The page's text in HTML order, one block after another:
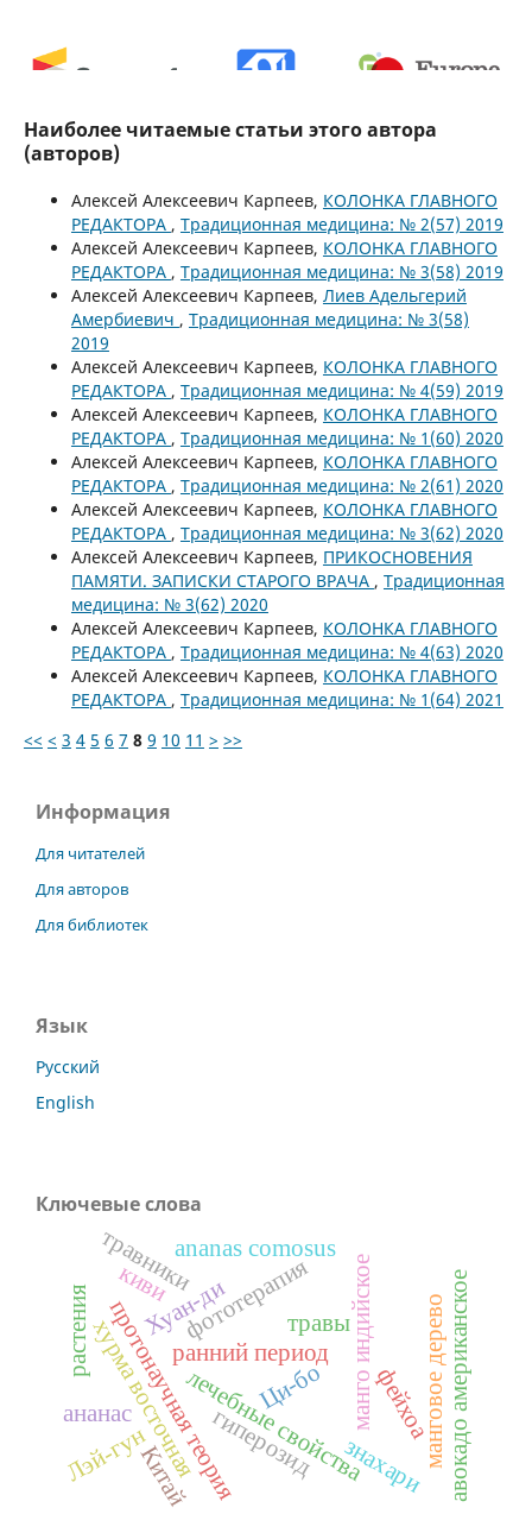
0 0
Наиболее читаемые статьи этого автора
(авторов)
Алексей Алексеевич Карпеев, КОЛОНКА ГЛАВНОГО
РЕДАКТОРА , Традиционная медицина: № 2(57) 2019
Алексей Алексеевич Карпеев, КОЛОНКА ГЛАВНОГО
РЕДАКТОРА , Традиционная медицина: № 3(58) 2019
Алексей Алексеевич Карпеев, Лиев Адельгерий
Амербиевич , Традиционная медицина: № 3(58)
2019
Алексей Алексеевич Карпеев, КОЛОНКА ГЛАВНОГО
РЕДАКТОРА , Традиционная медицина: № 4(59) 2019
Алексей Алексеевич Карпеев, КОЛОНКА ГЛАВНОГО
РЕДАКТОРА , Традиционная медицина: № 1(60) 2020
Алексей Алексеевич Карпеев, КОЛОНКА ГЛАВНОГО
РЕДАКТОРА , Традиционная медицина: № 2(61) 2020
Алексей Алексеевич Карпеев, КОЛОНКА ГЛАВНОГО
РЕДАКТОРА , Традиционная медицина: № 3(62) 2020
Алексей Алексеевич Карпеев, ПРИКОСНОВЕНИЯ
ПАМЯТИ. ЗАПИСКИ СТАРОГО ВРАЧА , Традиционная
медицина: № 3(62) 2020
Алексей Алексеевич Карпеев, КОЛОНКА ГЛАВНОГО
РЕДАКТОРА , Традиционная медицина: № 4(63) 2020
Алексей Алексеевич Карпеев, КОЛОНКА ГЛАВНОГО
РЕДАКТОРА , Традиционная медицина: № 1(64) 2021
<< < 3 4 5 6 7 8 9 10 11 > >>
Информация
Для читателей
Для авторов
Для библиотек
Язык
Русский
English
Ключевые слова
фототерапия манго индийское
Хуан-ди
протонаучная теорияранний период
лечебные свойства
хурма восточная фейхоаманговое дерево
Лэй-гун
киви
ananas comosus
ананас авокадо американское
гиперозид
Ци-бо
Китай
травники
знахари
травы
растения